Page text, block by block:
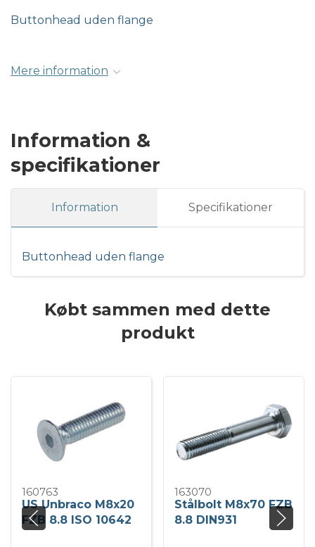
Buttonhead uden flange
Mere information
Information &
specifikationer
Information Specifikationer
Buttonhead uden flange
Købt sammen med dette
produkt
160763
US Unbraco M8x20
FZB 8.8 ISO 10642
163070
Stålbolt M8x70 FZB
8.8 DIN931